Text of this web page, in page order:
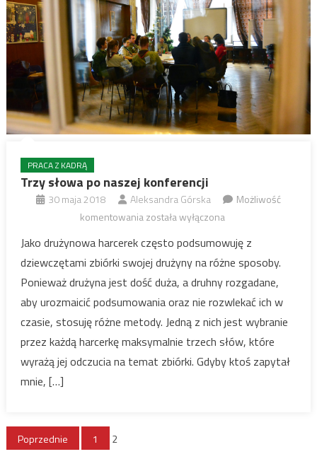
PRACA Z KADRĄ
Trzy słowa po naszej konferencji
30 maja 2018 Aleksandra Górska
Możliwość
komentowaniaTrzy
po
naszej
konferencji
została wyłączona
Jako drużynowa harcerek często podsumowuję z
dziewczętami zbiórki swojej drużyny na różne sposoby.
Ponieważ drużyna jest dość duża, a druhny rozgadane,
aby urozmaicić podsumowania oraz nie rozwlekać ich w
czasie, stosuję różne metody. Jedną z nich jest wybranie
przez każdą harcerkę maksymalnie trzech słów, które
wyrażą jej odczucia na temat zbiórki. Gdyby ktoś zapytał
mnie, […]
Stronicowanie
Poprzednie 1 2